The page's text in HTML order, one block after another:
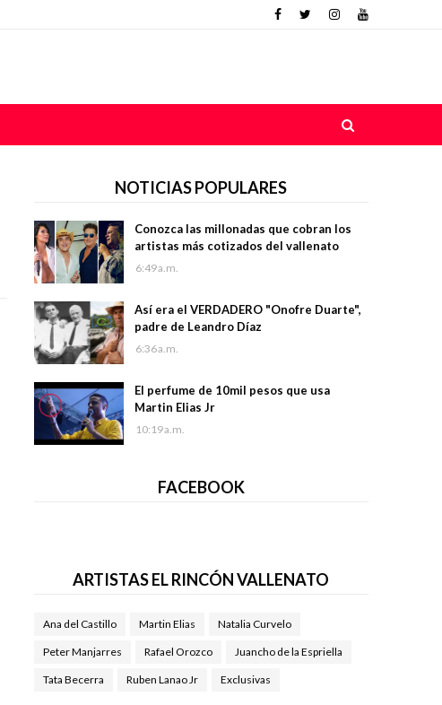
NOTICIAS POPULARES
Conozca las millonadas que cobran los
artistas más cotizados del vallenato
6:49 a.m.
Así era el VERDADERO "Onofre Duarte",
padre de Leandro Díaz
6:36 a.m.
El perfume de 10mil pesos que usa
Martin Elias Jr
10:19 a.m.
FACEBOOK
ARTISTAS EL RINCÓN VALLENATO
Ana del Castillo Martin Elias Natalia Curvelo
Peter Manjarres Rafael Orozco Juancho de la Espriella
Tata Becerra Ruben Lanao Jr Exclusivas